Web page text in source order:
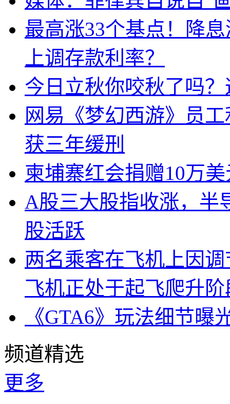
最高涨33个基点！降
上调存款利率？
今日立秋你咬秋了吗
网易《梦幻西游》员
获三年缓刑
柬埔寨红会捐赠10万
A股三大股指收涨，半
股活跃
两名乘客在飞机上因
飞机正处于起飞爬升阶
《GTA6》玩法细节
频道精选
更多